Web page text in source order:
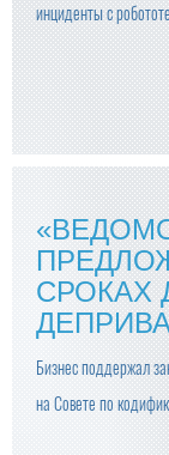
инциденты с
СРОКАХ
Бизнес поддержал
на Совете по